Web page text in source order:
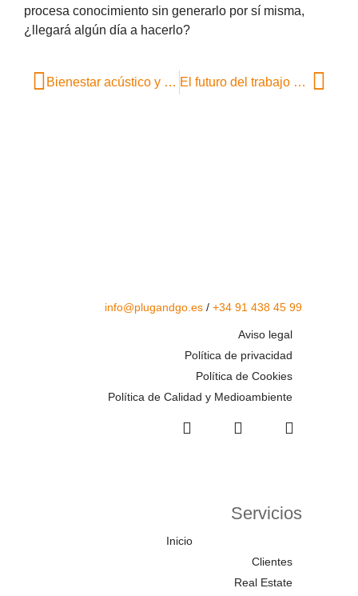
procesa conocimiento sin generarlo por sí misma,
¿llegará algún día a hacerlo?
Bienestar acústico y neuroarquitectura: lo que vivimos en Distrito HM El futuro del trabajo ya está aquí: claves del informe “Future of Jobs”
Servicios
Inicio
Clientes
Real Estate
info@plugandgo.es / +34 91 438 45 99
Aviso legal
Política de privacidad
Política de Cookies
Política de Calidad y Medioambiente